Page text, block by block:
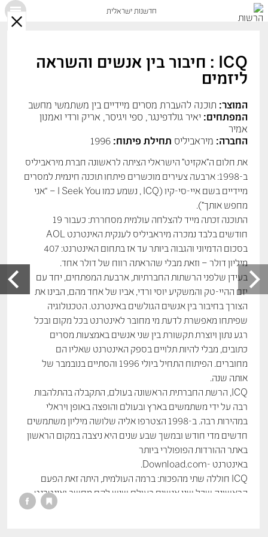
חדשנות ישראלית
ICQ : חיבור בין אנשים והשראה
ליזמים
המוצר: תוכנה להעברת מסרים מיידיים בין משתמשי מחשב
המפתחים: יאיר גולדפינגר, ספי ויגיסר, אריק ורדי ואמנון
אמיר
החברה: מיראביליס תחילת פיתוח: 1996
את חלום ה"אקזיט" הישראלי הציתה לראשונה חברת מיראביליס
ב-1998: ארבעה צעירים מוכשרים פיתחו תוכנה חינמית למסרים
מיידיים בשם איי-סי-קיו (ICQ , נשמע כמו I Seek You – “אני
מחפש אותך”).
התוכנה זכתה מייד להצלחה עולמית מסחררת: כעבור 19
חודשים בלבד נמכרה מיראביליס לענקית האינטרנט AOL
בסכום הדמיוני והגבוה ביותר עד אז בתחום האינטרנט: 407
מיליון דולר – וזאת מבלי שהראתה רווח של דולר אחד.
בעידן שלפני הרשתות החברתיות, ארבעת המפתחים, יחד עם
יזם ההיי-טק והמשקיע יוסי ורדי, אביו של אחד מהם, הבינו את
הצורך בחיבור בין אנשים הגולשים באינטרנט. הטכנולוגיה
שפיתחו מאפשרת לדעת מי מחובר לאינטרנט בכל מקום ובכל
רגע נתון ויוצרת תקשורת בין שני אנשים באמצעות מסרים
כתובים, מבלי להיות תלויים בספק האינטרנט שאליו הם
מחוברים. הפיתוח התחיל ביולי 1996 והסתיים בנובמבר של
אותה שנה.
ICQ, הרשת החברתית הראשונה בעולם, התקבלה בהתלהבות
רבה על ידי משתמשים בארץ ובעולם והופצה באופן ויראלי
במהירות רבה. ב-1998 הצטרפו אליה שלושה מיליון משתמשים
חדשים מדי חודש ובמשך שבע שנים היא ניצבה במקום הראשון
באתר ההורדות הפופולרי ביותר
באינטרנט -Download.com.
ICQ חוללה שתי מהפכות: ברמה העולמית, היתה זאת הפעם
הראשונה שכל שני אנשים בעולם שיש להם מחשב ואינטרנט
יכלו לתקשר זה עם זה באמצעות מסרים מהירים; בארץ היא
X